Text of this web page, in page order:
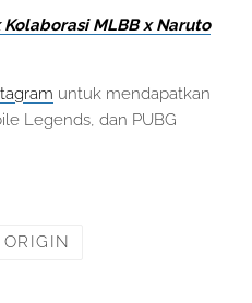
MLBB x Naruto
untuk mendapatkan
Legends, dan PUBG